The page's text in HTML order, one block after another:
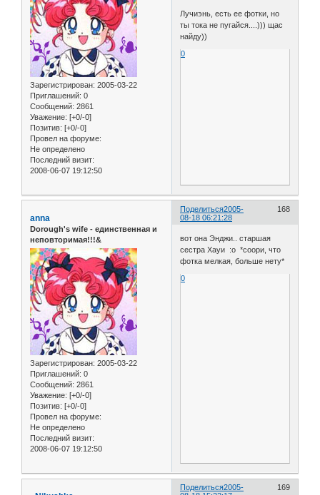
Зарегистрирован: 2005-03-22
Приглашений: 0
Сообщений: 2861
Уважение: [+0/-0]
Позитив: [+0/-0]
Провел на форуме:
Не определено
Последний визит:
2008-06-07 19:12:50
Лучиэнь, есть ее фотки, но
ты тока не пугайся....))) щас
найду))
0
Поделиться 168
2005-
08-18 06:21:28
anna
Dorough's wife - единственная и
неповторимая!!!&
Зарегистрирован: 2005-03-22
Приглашений: 0
Сообщений: 2861
Уважение: [+0/-0]
Позитив: [+0/-0]
Провел на форуме:
Не определено
Последний визит:
2008-06-07 19:12:50
вот она Энджи.. старшая
сестра Хауи :o *соори, что
фотка мелкая, больше нету*
0
Поделиться 169
2005-